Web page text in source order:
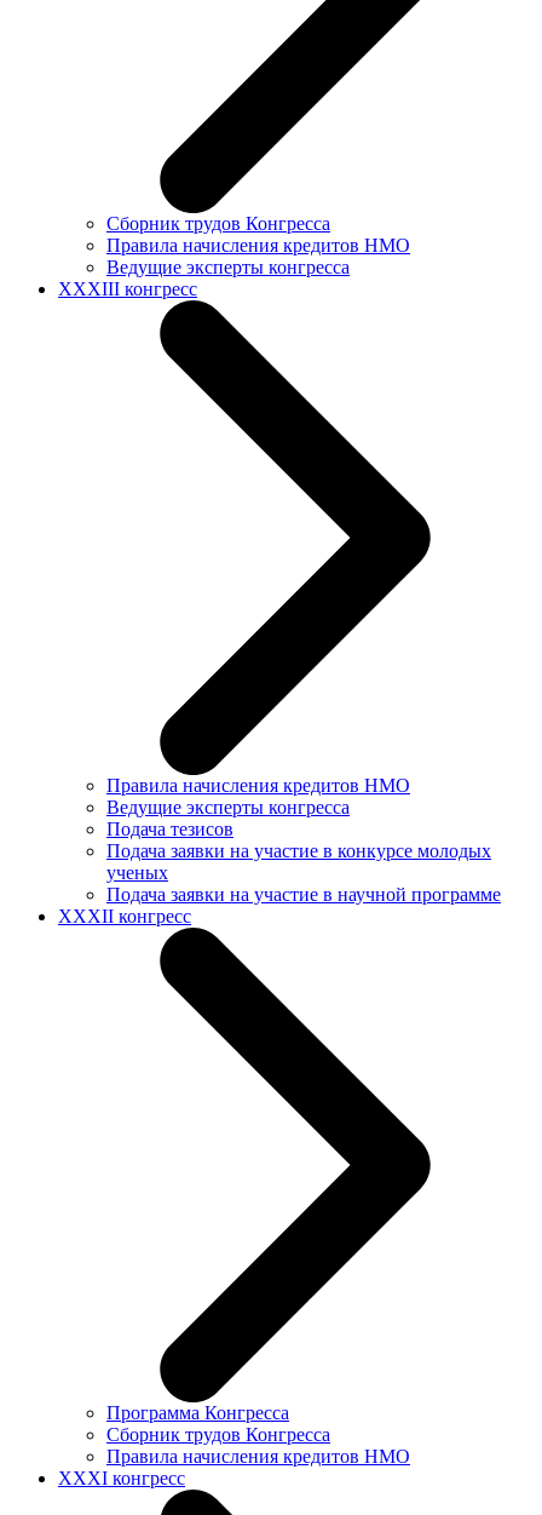
Сборник трудов Конгресса
Правила начисления кредитов НМО
Ведущие эксперты конгресса
XXXIII конгресс
Правила начисления кредитов НМО
Ведущие эксперты конгресса
Подача тезисов
Подача заявки на участие в конкурсе молодых
ученых
Подача заявки на участие в научной программе
XXXII конгресс
Программа Конгресса
Сборник трудов Конгресса
Правила начисления кредитов НМО
XXXI конгресс